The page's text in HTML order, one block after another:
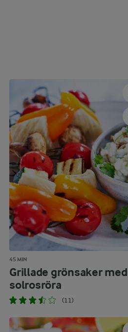
45 MIN
Grillade grönsaker med
solrosröra
(11)